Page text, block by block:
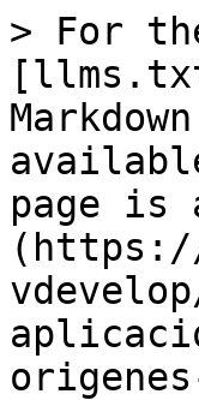
> For
page is
(https://